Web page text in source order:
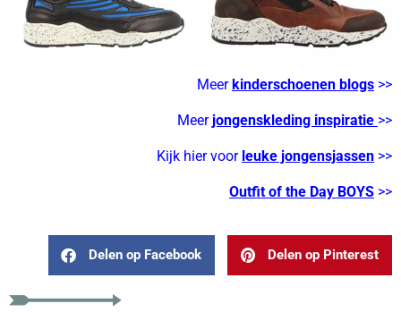
Meerkinderschoenen blogs >>
Meer jongenskleding inspiratie >>
Kijk hier voor leuke jongensjassen >>
Outfit of the Day BOYS >>
Delen op Facebook Delen op Pinterest